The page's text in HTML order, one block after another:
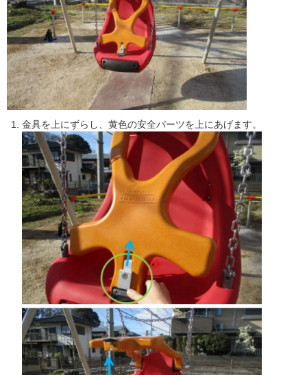
金具を上にずらし、黄色の安全パーツを上にあげます。